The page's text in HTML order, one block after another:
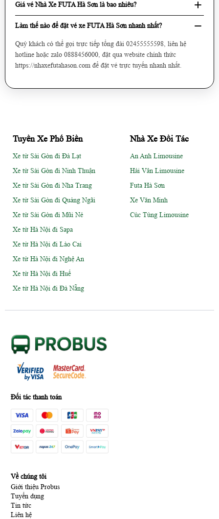
Giá vé Nhà Xe FUTA Hà Sơn là bao nhiêu?
Làm thế nào để đặt vé xe FUTA Hà Sơn nhanh nhất?
Quý khách có thể gọi trực tiếp tổng đài 02455555598, liên hệ
hotline hoặc zalo 0888456000, đặt qua website chính thức
https://nhaxefutahason.com để đặt vé trực tuyến nhanh nhất.
Tuyến Xe Phổ Biến
Xe từ Sài Gòn đi Đà Lạt
Xe từ Sài Gòn đi Ninh Thuận
Xe từ Sài Gòn đi Nha Trang
Xe từ Sài Gòn đi Quảng Ngãi
Xe từ Sài Gòn đi Mũi Né
Xe từ Hà Nội đi Sapa
Xe từ Hà Nội đi Lào Cai
Xe từ Hà Nội đi Nghệ An
Xe từ Hà Nội đi Huế
Xe từ Hà Nội đi Đà Nẵng
Nhà Xe Đối Tác
An Anh Limousine
Hải Vân Limousine
Futa Hà Sơn
Xe Văn Minh
Cúc Tùng Limousine
Đối tác thanh toán
Về chúng tôi
Giới thiệu Probus
Tuyển dụng
Tin tức
Liên hệ